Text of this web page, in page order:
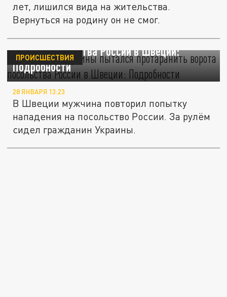
лет, лишился вида на жительства.
Вернуться на родину он не смог.
Гражданин Украины пытался протаранить
ворота посольства России в Швеции:
Подробности
ПРОИСШЕСТВИЯ
28 ЯНВАРЯ 13:23
В Швеции мужчина повторил попытку
нападения на посольство России. За рулём
сидел гражданин Украины.